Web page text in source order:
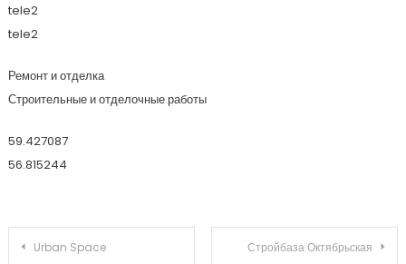
tele2
tele2
Ремонт и отделка
Строительные и отделочные работы
59.427087
56.815244
Навигация по записям
Urban Space Стройбаза Октябрьская